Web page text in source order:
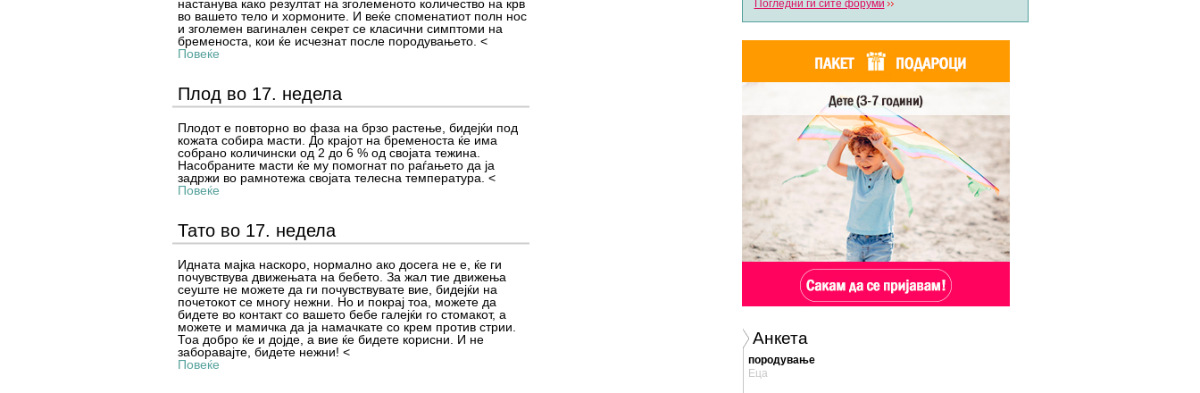
настанува како резултат на зголеменото количество на крв
во вашето тело и хормоните. И веќе споменатиот полн нос
и зголемен вагинален секрет се класични симптоми на
бременоста, кои ќе исчезнат после породувањето. <
Повеќе
Плод во 17. недела
Плодот е повторно во фаза на брзо растење, бидејќи под
кожата собира масти. До крајот на бременоста ќе има
собрано количински од 2 до 6 % од својата тежина.
Насобраните масти ќе му помогнат по раѓањето да ја
задржи во рамнотежа својата телесна температура. <
Повеќе
Тато во 17. недела
Идната мајка наскоро, нормално ако досега не е, ќе ги
почувствува движењата на бебето. За жал тие движења
сеуште не можете да ги почувствувате вие, бидејќи на
почетокот се многу нежни. Но и покрај тоа, можете да
бидете во контакт со вашето бебе галејќи го стомакот, а
можете и мамичка да ја намачкате со крем против стрии.
Тоа добро ќе и дојде, а вие ќе бидете корисни. И не
заборавајте, бидете нежни! <
Повеќе
Погледни ги сите форуми
Анкета
породување
Еца